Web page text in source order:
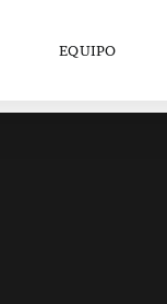
EQUIPO